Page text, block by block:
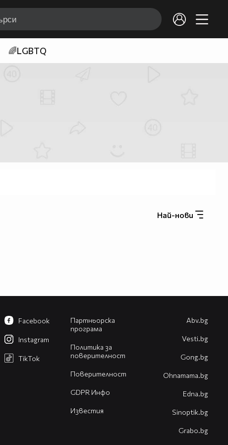
🌈LGBTQ
Най-нови
Партньорска
програма
Политика за
поверителност
Поверителност
GDPR Инфо
Известия
Facebook
Instagram
TikTok
Abv.bg
Vesti.bg
Gong.bg
Оhnamama.bg
Edna.bg
Sinoptik.bg
Grabo.bg